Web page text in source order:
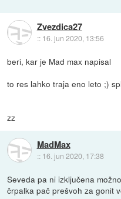
Zvezdica27
:: 16. jun 2020, 13:56
beri, kar je Mad max napisal
to res lahko traja eno leto ;)
zz
MadMax
:: 16. jun 2020, 17:38
Seveda pa ni izključena
črpalka pač prešvoh za gonit